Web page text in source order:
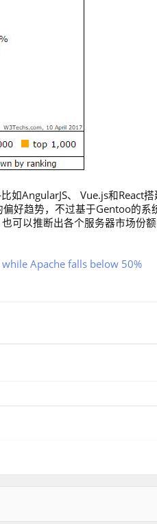
AngularJS、 Vue.js和React
好趋势，不过基于Gentoo的系
可以推断出各个服务器市场份
Apache falls below 50%